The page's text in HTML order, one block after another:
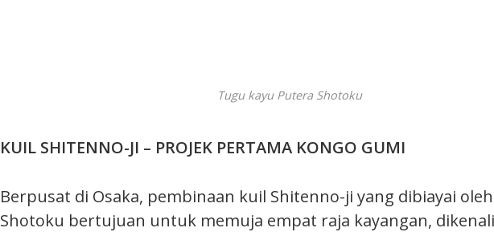
Tugu kayu Putera Shotoku
KUIL SHITENNO-JI – PROJEK PERTAMA KONGO GUMI
Berpusat di Osaka, pembinaan kuil Shitenno-ji yang dibiayai
Shotoku bertujuan untuk memuja empat raja kayangan,